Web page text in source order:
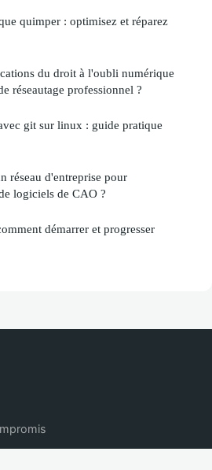
quimper : optimisez et réparez
du droit à l'oubli numérique
réseautage professionnel ?
git sur linux : guide pratique
réseau d'entreprise pour
logiciels de CAO ?
démarrer et progresser